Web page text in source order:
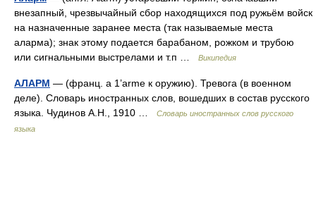
внезапный, чрезвычайный сбор находящихся под ружьём войск
на назначенные заранее места (так называемые места
аларма); знак этому подается барабаном, рожком и трубою
или сигнальными выстрелами и т.п …
Википедия
АЛАРМ — (франц. a 1’arme к оружию). Тревога (в военном
деле). Словарь иностранных слов, вошедших в состав русского
языка. Чудинов А.Н., 1910 …
Словарь иностранных слов русского
языка